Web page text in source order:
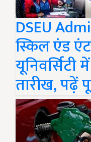
DSEU
स्किल एंड
तारीख, पढ़ें